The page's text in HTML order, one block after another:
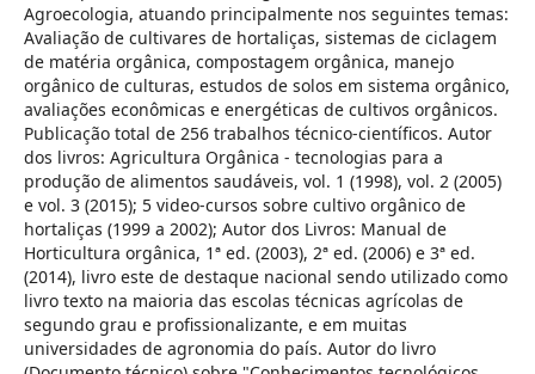
Agroecologia, atuando principalmente nos seguintes temas:
Avaliação de cultivares de hortaliças, sistemas de ciclagem
de matéria orgânica, compostagem orgânica, manejo
orgânico de culturas, estudos de solos em sistema orgânico,
avaliações econômicas e energéticas de cultivos orgânicos.
Publicação total de 256 trabalhos técnico-científicos. Autor
dos livros: Agricultura Orgânica - tecnologias para a
produção de alimentos saudáveis, vol. 1 (1998), vol. 2 (2005)
e vol. 3 (2015); 5 video-cursos sobre cultivo orgânico de
hortaliças (1999 a 2002); Autor dos Livros: Manual de
Horticultura orgânica, 1ª ed. (2003), 2ª ed. (2006) e 3ª ed.
(2014), livro este de destaque nacional sendo utilizado como
livro texto na maioria das escolas técnicas agrícolas de
segundo grau e profissionalizante, e em muitas
universidades de agronomia do país. Autor do livro